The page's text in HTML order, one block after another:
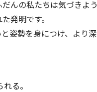
んの私たちは気づきよ
発明です。
勢を身につけ、より
る。